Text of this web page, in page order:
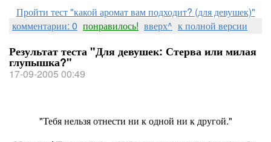
Пройти тест "какой аромат вам подходит? (для девушек)"
комментарии: 0 понравилось! вверх^ к полной версии
Результат теста "Для девушек: Стерва или милая
глупышка?"
17-09-2005 00:49
"Тебя нельзя отнести ни к одной ни к другой."